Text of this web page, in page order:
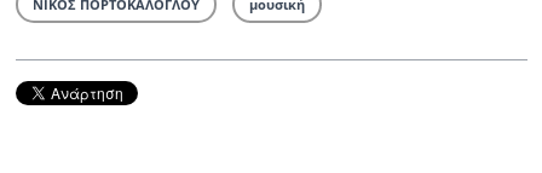
ΝΙΚΟΣ ΠΟΡΤΟΚΑΛΟΓΛΟΥ μουσική